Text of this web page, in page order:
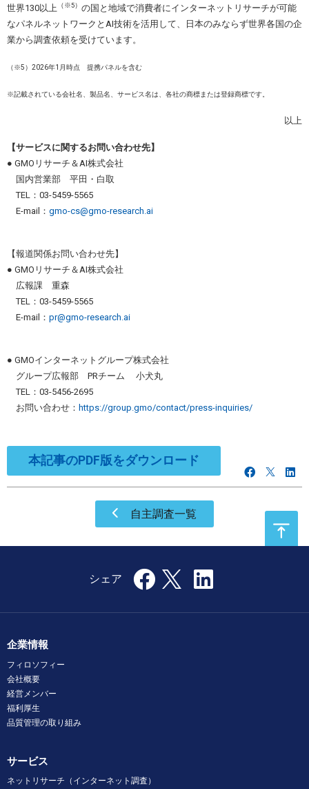
世界130以上 （※5） の国と地域で消費者にインターネットリサーチが可能
なパネルネットワークとAI技術を活用して、日本のみならず世界各国の企
業から調査依頼を受けています。
（※5）2026年1月時点 提携パネルを含む
※記載されている会社名、製品名、サービス名は、各社の商標または登録商標です。
以上
【サービスに関するお問い合わせ先】
● GMOリサーチ＆AI株式会社
国内営業部 平田・白取
TEL：03-5459-5565
E-mail： gmo-cs@gmo-research.ai
【報道関係お問い合わせ先】
● GMOリサーチ＆AI株式会社
広報課 重森
TEL：03-5459-5565
E-mail： pr@gmo-research.ai
● GMOインターネットグループ株式会社
グループ広報部 PRチーム 小犬丸
TEL：03-5456-2695
お問い合わせ： https://group.gmo/contact/press-inquiries/
本記事のPDF版をダウンロード
自主調査一覧
企業情報
フィロソフィー
会社概要
経営メンバー
福利厚生
品質管理の取り組み
サービス
ネットリサーチ（インターネット調査）